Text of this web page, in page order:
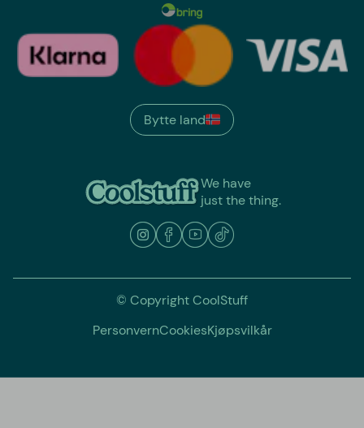
We have
just the thing.
Bytte land
© Copyright CoolStuff
PersonvernCookiesKjøpsvilkår